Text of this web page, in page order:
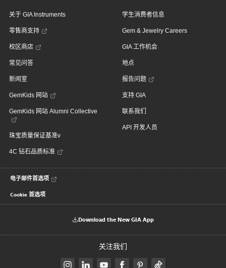
关于 GIA Instruments
零售商支持
校区商店
常见问答
新闻室
GemKids 网站
GemKids 网站 Alumni Collective
珠宝质量保证基准v
4C 钻石品质标准
学生消费者信息
Gem & Jewelry Careers
GIA 工作机会
地点
报告问题
支持 GIA
联系我们
API 开发人员
电子邮件首选项
Cookie 首选项
Download the New GIA App
关注我们